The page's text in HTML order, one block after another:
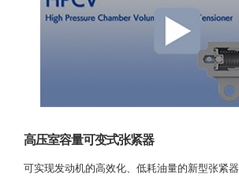
高压室容量可变式张紧器
可实现发动机的高效化、低耗油量的新型张紧器